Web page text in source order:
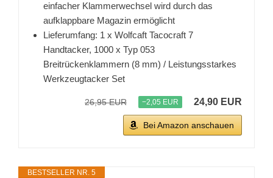
einfacher Klammerwechsel wird durch das
aufklappbare Magazin ermöglicht
Lieferumfang: 1 x Wolfcaft Tacocraft 7
Handtacker, 1000 x Typ 053
Breitrückenklammern (8 mm) / Leistungsstarkes
Werkzeugtacker Set
26,95 EUR −2,05 EUR 24,90 EUR
Bei Amazon anschauen
BESTSELLER NR. 5